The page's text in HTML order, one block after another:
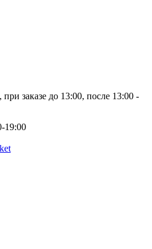
заказе до 13:00, после 13:00 -
19:00